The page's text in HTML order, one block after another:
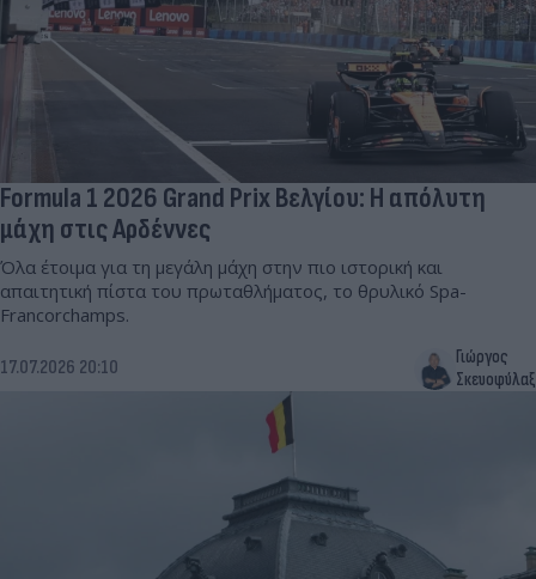
Formula 1 2026 Grand Prix Βελγίου: Η απόλυτη
μάχη στις Αρδέννες
Όλα έτοιμα για τη μεγάλη μάχη στην πιο ιστορική και
απαιτητική πίστα του πρωταθλήματος, το θρυλικό Spa-
Francorchamps.
17.07.2026 20:10
Γιώργος
Σκευοφύλαξ